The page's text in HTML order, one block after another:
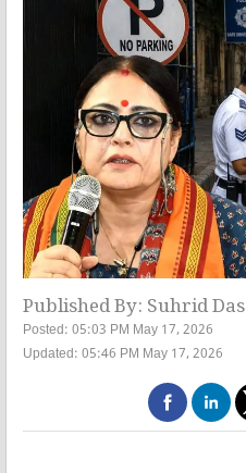
Published By: Suhrid Das
Posted: 05:03 PM May 17, 2026
Updated: 05:46 PM May 17, 2026